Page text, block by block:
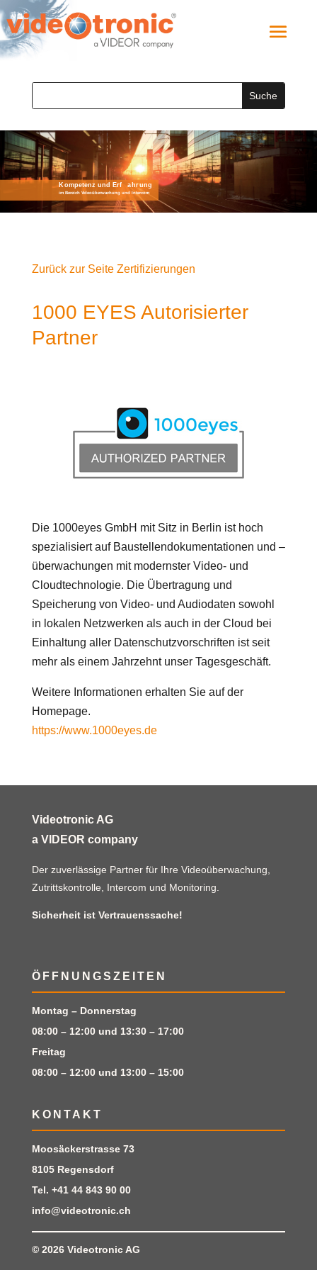
Zurück zur Seite Zertifizierungen
1000 EYES Autorisierter
Partner
Die 1000eyes GmbH mit Sitz in Berlin ist hoch
spezialisiert auf Baustellendokumentationen und –
überwachungen mit modernster Video- und
Cloudtechnologie. Die Übertragung und
Speicherung von Video- und Audiodaten sowohl
in lokalen Netzwerken als auch in der Cloud bei
Einhaltung aller Datenschutzvorschriften ist seit
mehr als einem Jahrzehnt unser Tagesgeschäft.
Weitere Informationen erhalten Sie auf der
Homepage.
https://www.1000eyes.de
Videotronic AG
a VIDEOR company
Der zuverlässige Partner für Ihre Videoüberwachung,
Zutrittskontrolle, Intercom und Monitoring.
Sicherheit ist Vertrauenssache!
ÖFFNUNGSZEITEN
Montag – Donnerstag
08:00 – 12:00 und 13:30 – 17:00
Freitag
08:00 – 12:00 und 13:00 – 15:00
KONTAKT
Moosäckerstrasse 73
8105 Regensdorf
Tel. +41 44 843 90 00
info@videotronic.ch
© 2026 Videotronic AG